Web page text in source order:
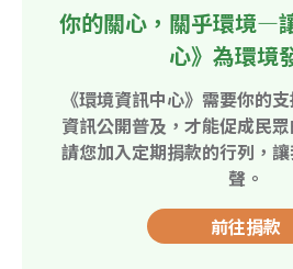
你的關心，關乎環境—
心》為環境
《環境資訊中心》需要你的
資訊公開普及，才能促成民
請您加入定期捐款的行列，
聲。
前往捐款